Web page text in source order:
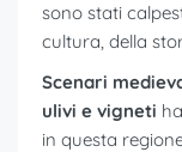
sono stati
cultura, della
Scenari
ulivi e vigneti
in questa